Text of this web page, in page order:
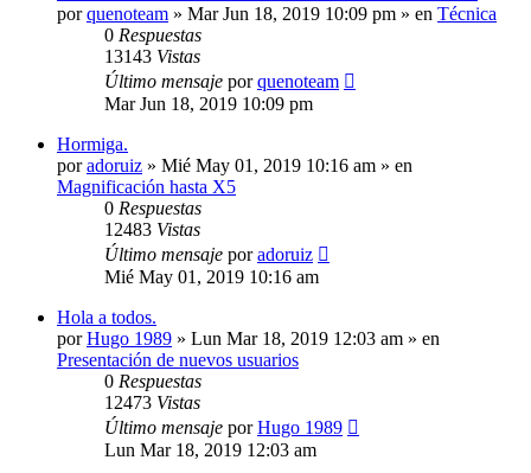
porquenoteam » Mar Jun 18, 2019 10:09 pm » en Técnica
0 Respuestas
13143 Vistas
Último mensaje porquenoteam
Mar Jun 18, 2019 10:09 pm
Hormiga.
poradoruiz » Mié May 01, 2019 10:16 am » en
Magnificación hasta X5
0 Respuestas
12483 Vistas
Último mensaje poradoruiz
Mié May 01, 2019 10:16 am
Hola a todos.
porHugo 1989 » Lun Mar 18, 2019 12:03 am » en
Presentación de nuevos usuarios
0 Respuestas
12473 Vistas
Último mensaje porHugo 1989
Lun Mar 18, 2019 12:03 am